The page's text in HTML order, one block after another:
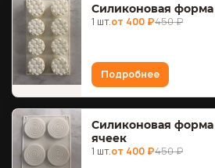
Силиконовая форма
1 шт.от 400 ₽450 ₽
Подробнее
Силиконовая форма
ячеек
1 шт.от 400 ₽450 ₽